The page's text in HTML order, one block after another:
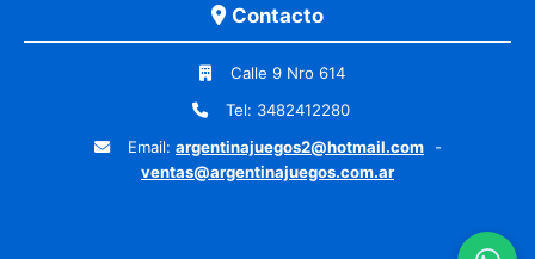
Contacto
Calle 9 Nro 614
Tel: 3482412280
Email: argentinajuegos2@hotmail.com
-
ventas@argentinajuegos.com.ar